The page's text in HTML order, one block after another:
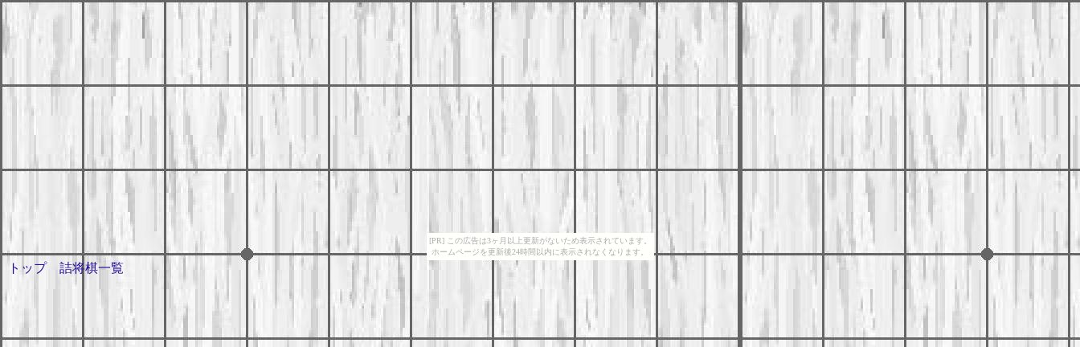
[PR] この広告は3ヶ月以上更新がないため表示されています。
ホームページを更新後24時間以内に表示されなくなります。
トップ 詰将棋一覧